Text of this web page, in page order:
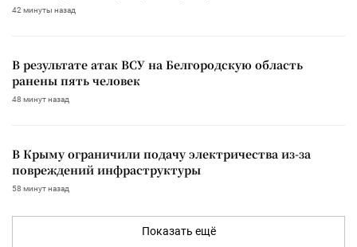
42 минуты назад
В результате атак ВСУ на Белгородскую область
ранены пять человек
48 минут назад
В Крыму ограничили подачу электричества из-за
повреждений инфраструктуры
58 минут назад
Показать ещё